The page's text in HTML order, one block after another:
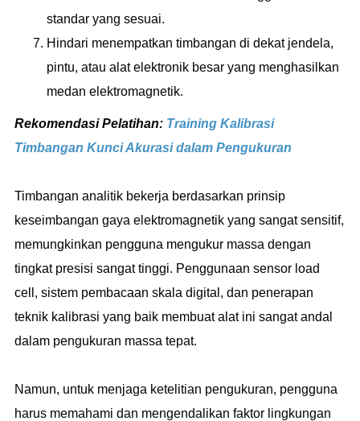
standar yang sesuai.
Hindari menempatkan timbangan di dekat jendela,
pintu, atau alat elektronik besar yang menghasilkan
medan elektromagnetik.
Rekomendasi Pelatihan: Training Kalibrasi
Timbangan Kunci Akurasi dalam Pengukuran
Timbangan analitik bekerja berdasarkan prinsip
keseimbangan gaya elektromagnetik yang sangat sensitif,
memungkinkan pengguna mengukur massa dengan
tingkat presisi sangat tinggi. Penggunaan sensor load
cell, sistem pembacaan skala digital, dan penerapan
teknik kalibrasi yang baik membuat alat ini sangat andal
dalam pengukuran massa tepat.
Namun, untuk menjaga ketelitian pengukuran, pengguna
harus memahami dan mengendalikan faktor lingkungan